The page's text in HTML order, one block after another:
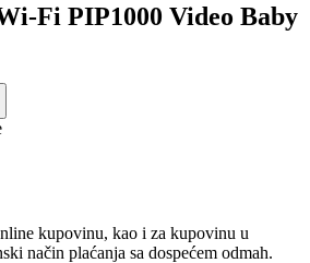
Fi PIP1000 Video Baby
kupovinu, kao i za kupovinu u
način plaćanja sa dospećem odmah.